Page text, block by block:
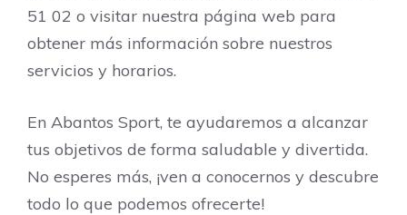
51 02 o visitar nuestra página web para
obtener más información sobre nuestros
servicios y horarios.
En Abantos Sport, te ayudaremos a alcanzar
tus objetivos de forma saludable y divertida.
No esperes más, ¡ven a conocernos y descubre
todo lo que podemos ofrecerte!